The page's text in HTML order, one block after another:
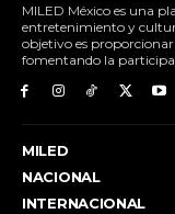
MILED México es una
entretenimiento y
objetivo es
fomentando la
MILED
NACIONAL
INTERNACIONAL